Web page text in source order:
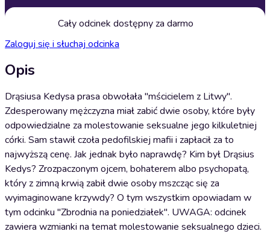
Cały odcinek dostępny za darmo
Zaloguj się i słuchaj odcinka
Opis
Drąsiusa Kedysa prasa obwołała "mścicielem z Litwy".
Zdesperowany mężczyzna miał zabić dwie osoby, które były
odpowiedzialne za molestowanie seksualne jego kilkuletniej
córki. Sam stawił czoła pedofilskiej mafii i zapłacił za to
najwyższą cenę. Jak jednak było naprawdę? Kim był Drąsius
Kedys? Zrozpaczonym ojcem, bohaterem albo psychopatą,
który z zimną krwią zabił dwie osoby mszcząc się za
wyimaginowane krzywdy? O tym wszystkim opowiadam w
tym odcinku "Zbrodnia na poniedziałek". UWAGA: odcinek
zawiera wzmianki na temat molestowanie seksualnego dzieci.